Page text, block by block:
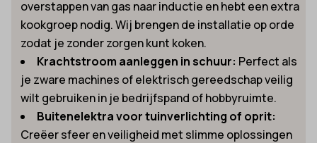
overstappen van gas naar inductie en hebt een extra
kookgroep nodig. Wij brengen de installatie op orde
zodat je zonder zorgen kunt koken.
Krachtstroom aanleggen in schuur: Perfect als
je zware machines of elektrisch gereedschap veilig
wilt gebruiken in je bedrijfspand of hobbyruimte.
Buitenelektra voor tuinverlichting of oprit:
Creëer sfeer en veiligheid met slimme oplossingen